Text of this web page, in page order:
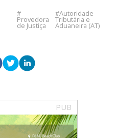
Provedora
de Justiça
Autoridade
Tributária e
Aduaneira (AT)
PUB